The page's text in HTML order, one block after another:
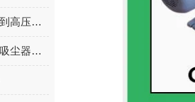
我们可以在哪些地方看到高压风机风刀
有哪些常见的车间地面吸尘器故障现象及解决方法？